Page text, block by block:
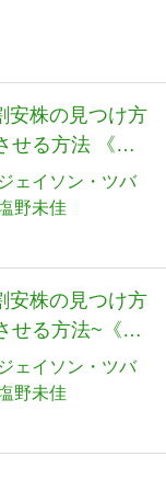
安株の見つけ方
せる方法 《改
注解付き》
ジェイソン・ツバ
野未佳
安株の見つけ方
せる方法~《改
注解付き》
ジェイソン・ツバ
野未佳